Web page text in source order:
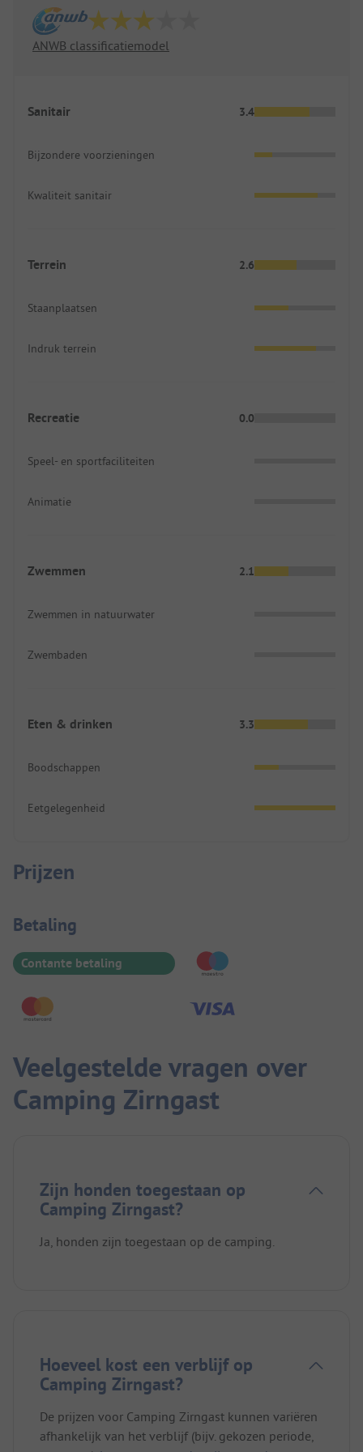
ANWB classificatiemodel
Sanitair 3.4
Bijzondere voorzieningen
Kwaliteit sanitair
Terrein 2.6
Staanplaatsen
Indruk terrein
Recreatie 0.0
Speel- en sportfaciliteiten
Animatie
Zwemmen 2.1
Zwemmen in natuurwater
Zwembaden
Eten & drinken 3.3
Boodschappen
Eetgelegenheid
Prijzen
Betaalinformatie
Betaling
Contante betaling
Veelgestelde vragen over
Camping Zirngast
Zijn honden toegestaan op
Camping Zirngast?
Ja, honden zijn toegestaan op de camping.
Hoeveel kost een verblijf op
Camping Zirngast?
De prijzen voor Camping Zirngast kunnen variëren
afhankelijk van het verblijf (bijv. gekozen periode,